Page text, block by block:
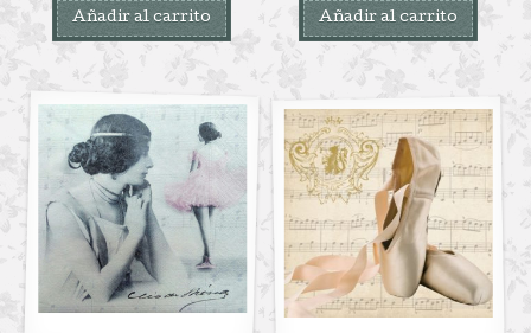
Añadir al carrito Añadir al carrito